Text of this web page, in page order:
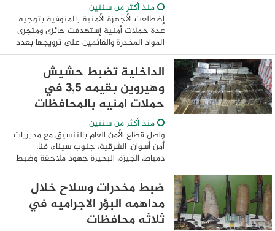
منذ أكثر من سنتين
إضطلعت الأجهزة الأمنية بالمنوفية بتوجيه
عدة حملات أمنية إستهدفت حائزى ومتجرى
المواد المخدرة والقائمين على ترويجها بعدد
من المناطق بدائرة قسم شرطة شبين الكوم
وقد أسفرت جهودها خلال الآونة الأخيرة ...
الداخلية تضبط حشيش
وهيروين بقيمه 3,5 في
حملات امنيه بالمحافظات
منذ أكثر من سنتين
واصل قطاع الأمن العام بالتنسيق مع مديريات
أمن أسوان، الشرقية، جنوب سيناء، قنا،
دمياط، الجيزة، البحيرة جهود ملاحقة وضبط
العناصر الإجرامية حائزى ومتجرى المواد
المخدرة والأسلحة النارية والذخائر غير ...
ضبط مخدرات وسلاح خلال
مداهمه البؤر الاجراميه في
ثلاثه محافظات